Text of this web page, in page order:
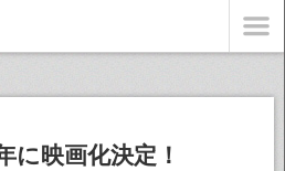
に映画化決定！